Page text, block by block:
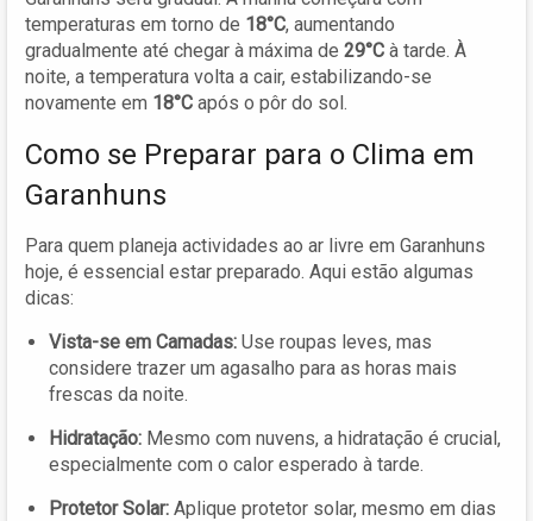
temperaturas em torno de 18°C, aumentando
gradualmente até chegar à máxima de 29°C à tarde. À
noite, a temperatura volta a cair, estabilizando-se
novamente em 18°C após o pôr do sol.
Como se Preparar para o Clima em
Garanhuns
Para quem planeja actividades ao ar livre em Garanhuns
hoje, é essencial estar preparado. Aqui estão algumas
dicas:
Vista-se em Camadas: Use roupas leves, mas
considere trazer um agasalho para as horas mais
frescas da noite.
Hidratação: Mesmo com nuvens, a hidratação é crucial,
especialmente com o calor esperado à tarde.
Protetor Solar: Aplique protetor solar, mesmo em dias